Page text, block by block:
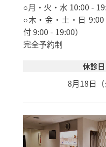
○月・火・水 10:00 -
○木・金・土・日
付 9:00 - 19:00）
完全予約制
休診日
8月18日（